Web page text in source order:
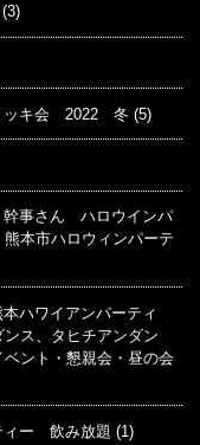
(3)
ッキ会 2022 冬 (5)
事さん ハロウインパ
市ハロウィンパーテ
ワイアンパーティ
ス、タヒチアンダン
ント・懇親会・昼の会
ィー 飲み放題 (1)